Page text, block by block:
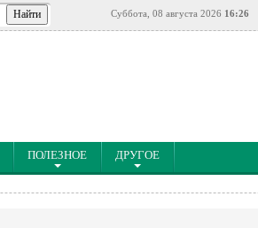
Суббота, 08 августа 2026 16:26
ПОЛЕЗНОЕ ДРУГОЕ